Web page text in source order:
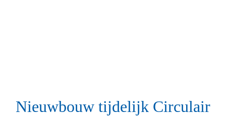
Nieuwbouw tijdelijk Circulair